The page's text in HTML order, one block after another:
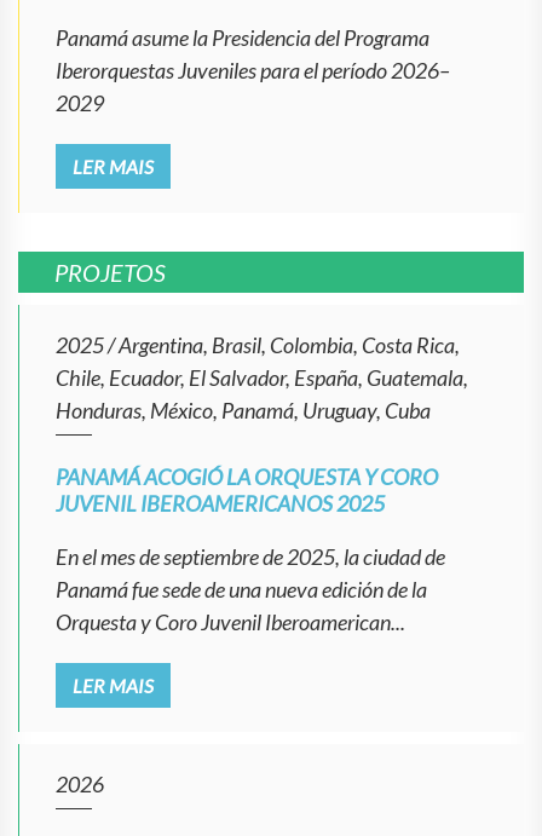
Panamá asume la Presidencia del Programa
Iberorquestas Juveniles para el período 2026–
2029
LER MAIS
PROJETOS
2025/Argentina, Brasil, Colombia, Costa Rica,
Chile, Ecuador, El Salvador, España, Guatemala,
Honduras, México, Panamá, Uruguay, Cuba
PANAMÁ ACOGIÓ LA ORQUESTA Y CORO
JUVENIL IBEROAMERICANOS 2025
En el mes de septiembre de 2025, la ciudad de
Panamá fue sede de una nueva edición de la
Orquesta y Coro Juvenil Iberoamerican...
LER MAIS
2026